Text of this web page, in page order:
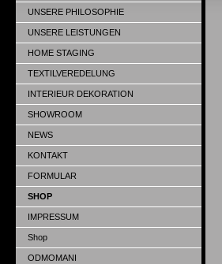
UNSERE PHILOSOPHIE
UNSERE LEISTUNGEN
HOME STAGING
TEXTILVEREDELUNG
INTERIEUR DEKORATION
SHOWROOM
NEWS
KONTAKT
FORMULAR
SHOP
IMPRESSUM
Shop
ODMOMANI